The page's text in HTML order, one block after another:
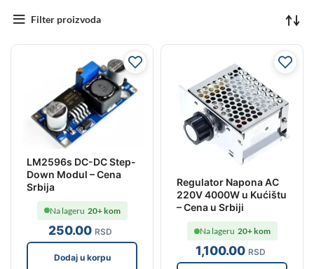
Filter proizvoda
LM2596s DC-DC Step-
Down Modul – Cena
Srbija
250.00 RSD
Na lageru 20+ kom
Dodaj u korpu
Regulator Napona AC
220V 4000W u Kućištu
– Cena u Srbiji
1,100.00 RSD
Na lageru 20+ kom